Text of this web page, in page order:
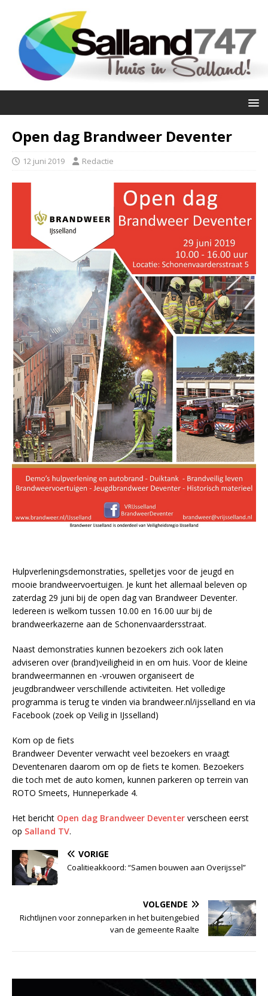
Open dag Brandweer Deventer
12 juni 2019 Redactie
Hulpverleningsdemonstraties, spelletjes voor de jeugd en
mooie brandweervoertuigen. Je kunt het allemaal beleven op
zaterdag 29 juni bij de open dag van Brandweer Deventer.
Iedereen is welkom tussen 10.00 en 16.00 uur bij de
brandweerkazerne aan de Schonenvaardersstraat.
Naast demonstraties kunnen bezoekers zich ook laten
adviseren over (brand)veiligheid in en om huis. Voor de kleine
brandweermannen en -vrouwen organiseert de
jeugdbrandweer verschillende activiteiten. Het volledige
programma is terug te vinden via brandweer.nl/ijsselland en via
Facebook (zoek op Veilig in IJsselland)
Kom op de fiets
Brandweer Deventer verwacht veel bezoekers en vraagt
Deventenaren daarom om op de fiets te komen. Bezoekers
die toch met de auto komen, kunnen parkeren op terrein van
ROTO Smeets, Hunneperkade 4.
Het bericht Open dag Brandweer Deventer verscheen eerst
op Salland TV.
VORIGE
Coalitieakkoord: “Samen bouwen aan Overijssel”
VOLGENDE
Richtlijnen voor zonneparken in het buitengebied
van de gemeente Raalte